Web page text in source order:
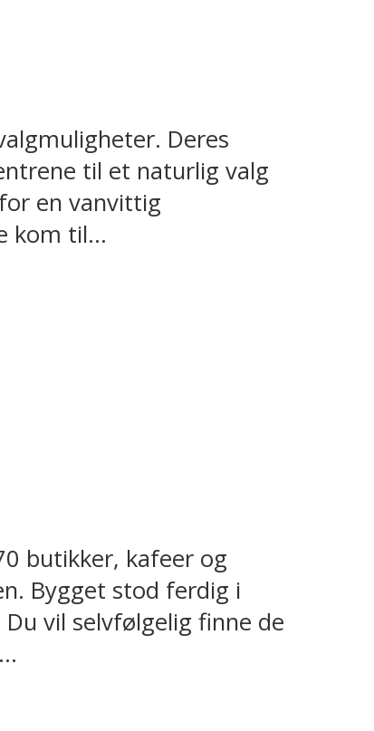
Deres
til et naturlig valg
en vanvittig
kom til...
butikker, kafeer og
Bygget stod ferdig i
vil selvfølgelig finne de